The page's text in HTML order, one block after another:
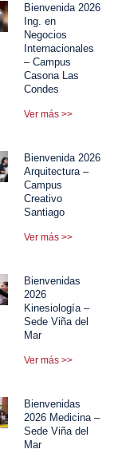
Bienvenida 2026
Ing. en
Negocios
Internacionales
– Campus
Casona Las
Condes
Ver más >>
Bienvenida 2026
Arquitectura –
Campus
Creativo
Santiago
Ver más >>
Bienvenidas
2026
Kinesiología –
Sede Viña del
Mar
Ver más >>
Bienvenidas
2026 Medicina –
Sede Viña del
Mar